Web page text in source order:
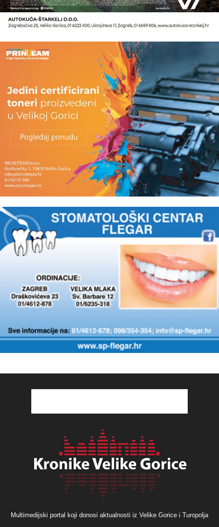
Multimedijski portal koji donosi aktualnosti iz Velike Gorice i Turopolja